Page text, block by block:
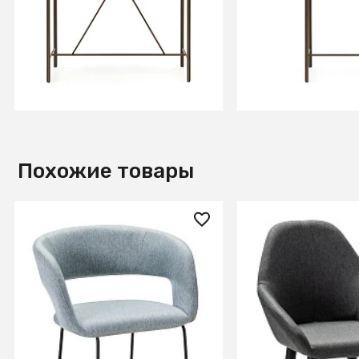
массива акации и
коричневой стали Ø 140 x 70
Похожие товары
16 070 ₽
Кресло Бар. Hugs св.сер/
Линк
+3
17 140 ₽
Кресло Бар.Kent
серый/черный
+8